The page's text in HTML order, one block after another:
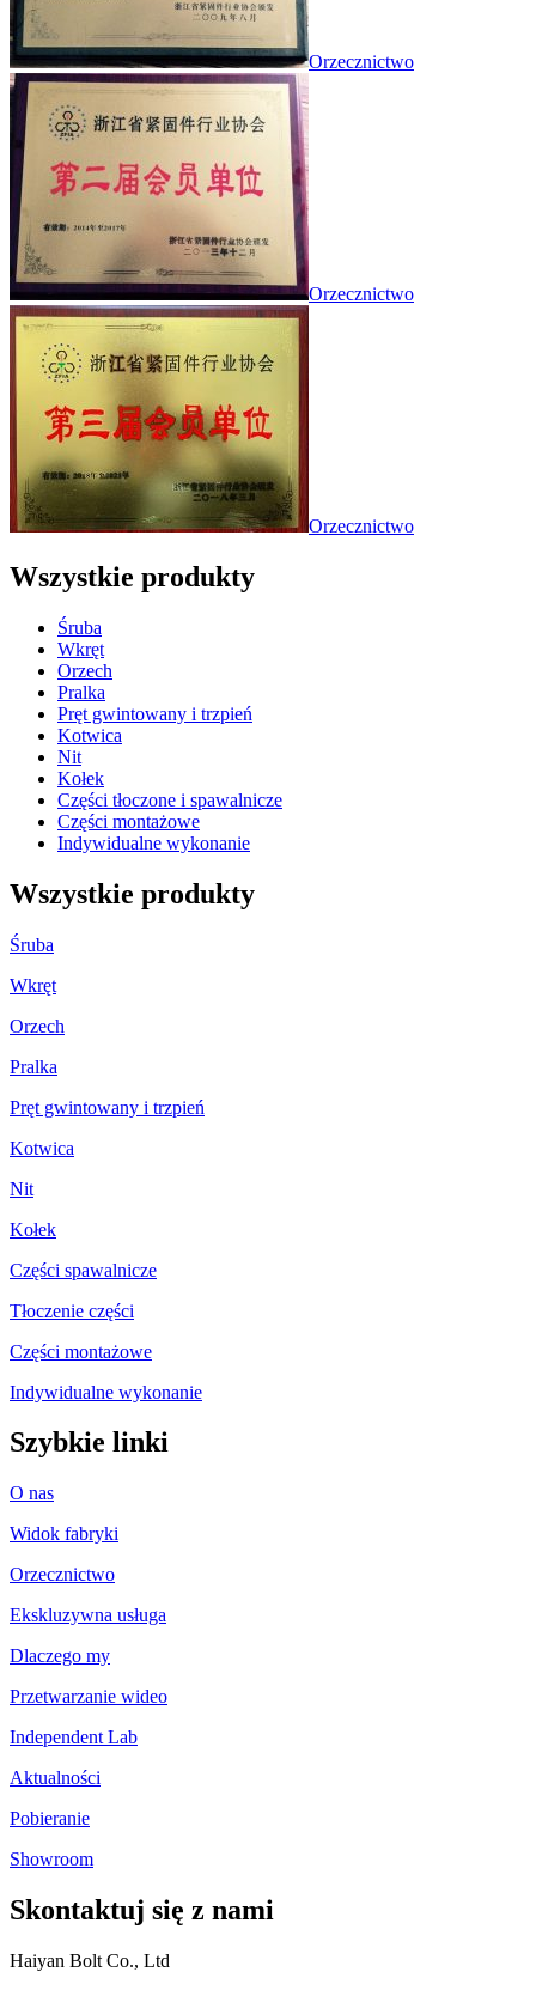
Orzecznictwo
Orzecznictwo
Orzecznictwo
Wszystkie produkty
Śruba
Wkręt
Orzech
Pralka
Pręt gwintowany i trzpień
Kotwica
Nit
Kołek
Części tłoczone i spawalnicze
Części montażowe
Indywidualne wykonanie
Wszystkie produkty
Śruba
Wkręt
Orzech
Pralka
Pręt gwintowany i trzpień
Kotwica
Nit
Kołek
Części spawalnicze
Tłoczenie części
Części montażowe
Indywidualne wykonanie
Szybkie linki
O nas
Widok fabryki
Orzecznictwo
Ekskluzywna usługa
Dlaczego my
Przetwarzanie wideo
Independent Lab
Aktualności
Pobieranie
Showroom
Skontaktuj się z nami
Haiyan Bolt Co., Ltd